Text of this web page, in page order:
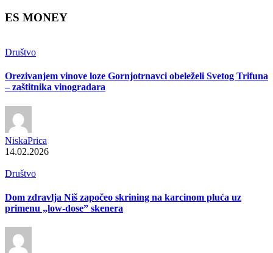
ES MONEY
Društvo
Orezivanjem vinove loze Gornjotrnavci obeleželi Svetog Trifuna
– zaštitnika vinogradara
NiskaPrica
14.02.2026
Društvo
Dom zdravlja Niš započeo skrining na karcinom pluća uz
primenu „low-dose” skenera